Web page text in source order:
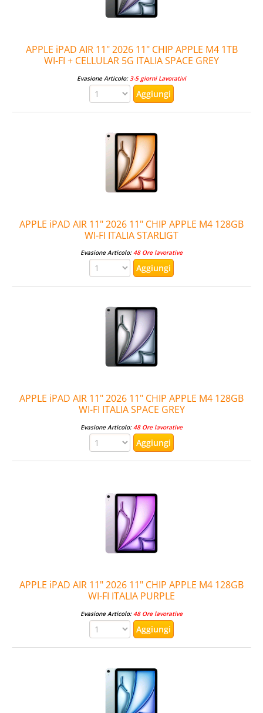
APPLE iPAD AIR 11" 2026 11" CHIP APPLE M4 1TB
WI-FI + CELLULAR 5G ITALIA SPACE GREY
Evasione Articolo:3-5 giorni Lavorativi
APPLE iPAD AIR 11" 2026 11" CHIP APPLE M4 128GB
WI-FI ITALIA STARLIGT
Evasione Articolo:48 Ore lavorative
APPLE iPAD AIR 11" 2026 11" CHIP APPLE M4 128GB
WI-FI ITALIA SPACE GREY
Evasione Articolo:48 Ore lavorative
APPLE iPAD AIR 11" 2026 11" CHIP APPLE M4 128GB
WI-FI ITALIA PURPLE
Evasione Articolo:48 Ore lavorative